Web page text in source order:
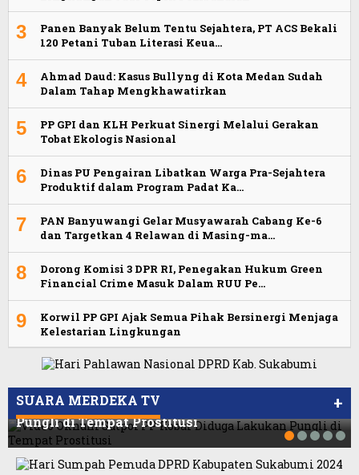
3
Panen Banyak Belum Tentu Sejahtera, PT ACS Bekali
120 Petani Tuban Literasi Keua…
4
Ahmad Daud: Kasus Bullyng di Kota Medan Sudah
Dalam Tahap Mengkhawatirkan
5
PP GPI dan KLH Perkuat Sinergi Melalui Gerakan
Tobat Ekologis Nasional
6
Dinas PU Pengairan Libatkan Warga Pra-Sejahtera
Produktif dalam Program Padat Ka…
7
PAN Banyuwangi Gelar Musyawarah Cabang Ke-6
dan Targetkan 4 Relawan di Masing-ma…
8
Dorong Komisi 3 DPR RI, Penegakan Hukum Green
Financial Crime Masuk Dalam RUU Pe…
9
Korwil PP GPI Ajak Semua Pihak Bersinergi Menjaga
Kelestarian Lingkungan
SUARA MERDEKA TV +
Billabong, Sekretaris GPI: Kedua Tokoh…
Jakarta
Video Oknum Satpol PP Kobar Diduga Lakukan
Pungli di Tempat Prostitusi